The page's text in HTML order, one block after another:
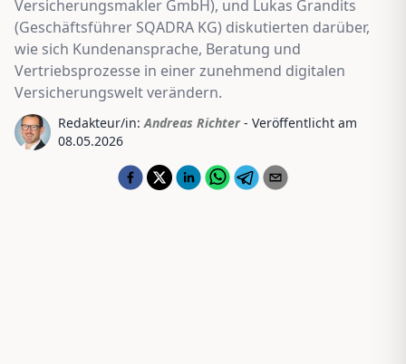
Versicherungsmakler GmbH), und Lukas Grandits
(Geschäftsführer SQADRA KG) diskutierten darüber,
wie sich Kundenansprache, Beratung und
Vertriebsprozesse in einer zunehmend digitalen
Versicherungswelt verändern.
Redakteur/in: Andreas Richter - Veröffentlicht am
08.05.2026